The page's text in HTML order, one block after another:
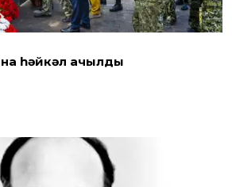
һәйкәл ачылды